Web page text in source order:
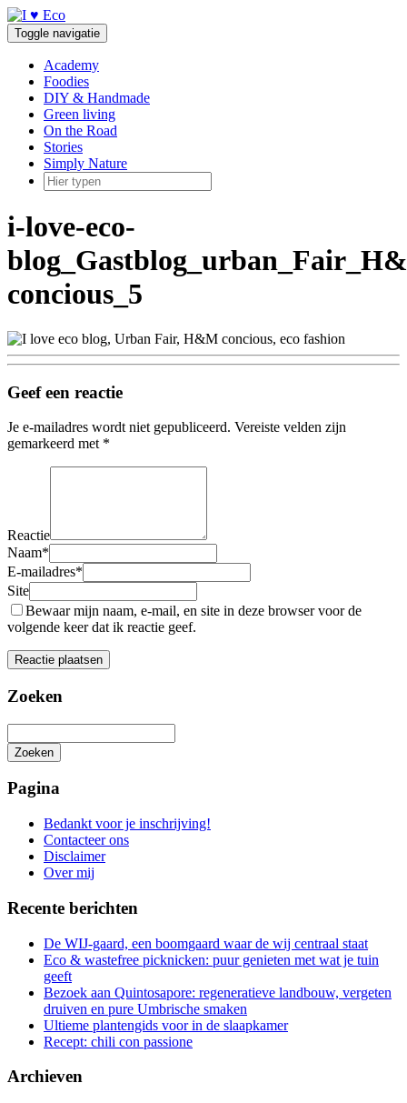
Doorgaan
naar
inhoud
Toggle navigatie
Academy
Foodies
DIY & Handmade
Green living
On the Road
Stories
Simply Nature
i-love-eco-
concious_5
Geef een reactie
Je e-mailadres wordt niet gepubliceerd. Vereiste velden zijn
gemarkeerd met *
Reactie
Naam*
E-mailadres*
Site
Bewaar mijn naam, e-mail, en site in deze browser voor de
volgende keer dat ik reactie geef.
Zoeken
Zoeken
zoeken
Pagina
Bedankt voor je inschrijving!
Contacteer ons
Disclaimer
Over mij
Recente berichten
De WIJ-gaard, een boomgaard waar de wij centraal staat
Eco & wastefree picknicken: puur genieten met wat je tuin
geeft
Bezoek aan Quintosapore: regeneratieve landbouw, vergeten
druiven en pure Umbrische smaken
Ultieme plantengids voor in de slaapkamer
Recept: chili con passione
Archieven